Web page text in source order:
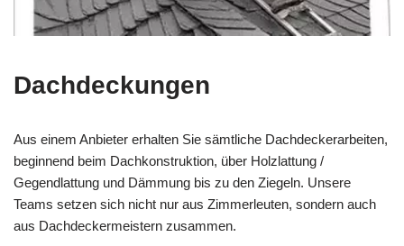
Dachdeckungen
Aus einem Anbieter erhalten Sie sämtliche Dachdeckerarbeiten,
beginnend beim Dachkonstruktion, über Holzlattung /
Gegendlattung und Dämmung bis zu den Ziegeln. Unsere
Teams setzen sich nicht nur aus Zimmerleuten, sondern auch
aus Dachdeckermeistern zusammen.